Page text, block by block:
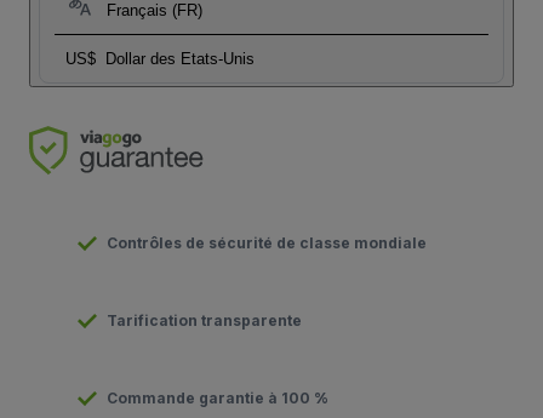
Français (FR)
US$ Dollar des Etats-Unis
Contrôles de sécurité de classe mondiale
Tarification transparente
Commande garantie à 100 %